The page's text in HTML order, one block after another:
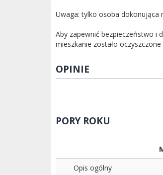
Uwaga: tylko osoba dokonująca
Aby zapewnić bezpieczeństwo i
mieszkanie zostało
OPINIE
PORY ROKU
Opis ogólny